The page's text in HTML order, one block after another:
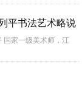
平书法艺术略说
国家一级美术师，江